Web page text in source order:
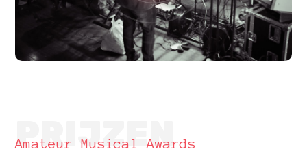
PRIJZEN
Amateur Musical Awards